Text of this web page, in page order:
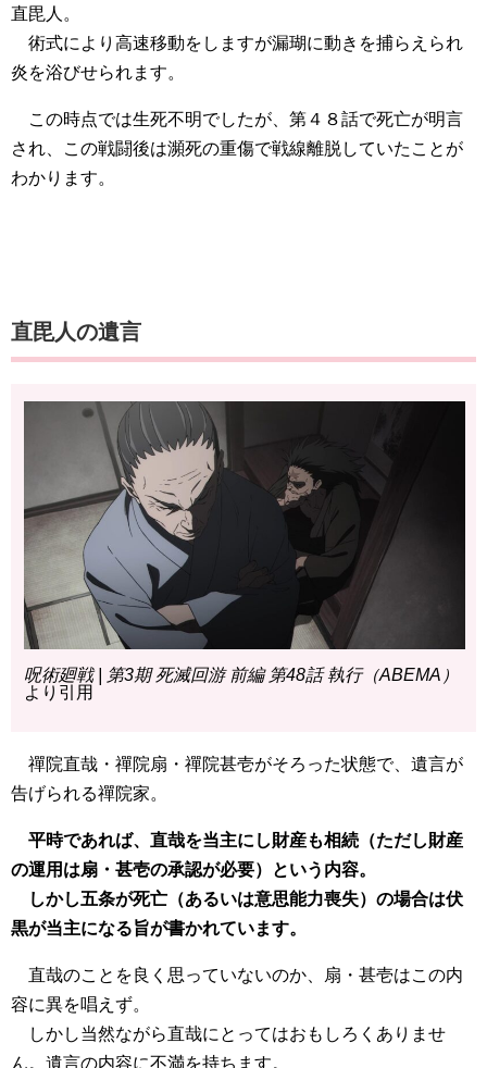
直毘人。
術式により高速移動をしますが漏瑚に動きを捕らえられ
炎を浴びせられます。
この時点では生死不明でしたが、第４８話で死亡が明言
され、この戦闘後は瀕死の重傷で戦線離脱していたことが
わかります。
直毘人の遺言
呪術廻戦 | 第3期 死滅回游 前編 第48話 執行（ABEMA）
より引用
禪院直哉・禪院扇・禪院甚壱がそろった状態で、遺言が
告げられる禪院家。
平時であれば、直哉を当主にし財産も相続（ただし財産
の運用は扇・甚壱の承認が必要）という内容。
しかし五条が死亡（あるいは意思能力喪失）の場合は伏
黒が当主になる旨が書かれています。
直哉のことを良く思っていないのか、扇・甚壱はこの内
容に異を唱えず。
しかし当然ながら直哉にとってはおもしろくありませ
ん。遺言の内容に不満を持ちます。